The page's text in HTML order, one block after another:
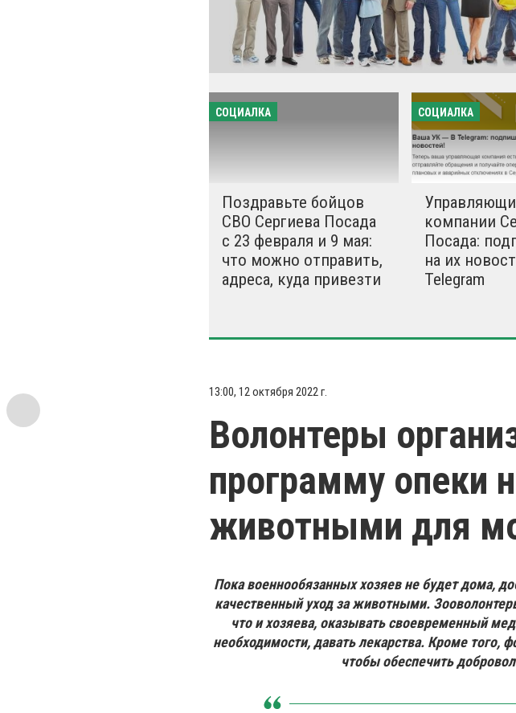
СОЦИАЛКА
Поздравьте бойцов
СВО Сергиева Посада
с 23 февраля и 9 мая:
что можно отправить,
адреса, куда привезти
СОЦИАЛКА
компании
Посада:
на их
Telegram
13:00, 12 октября 2022 г.
Волонтеры
программу опеки
животными для
Пока военнообязанных хозяев не будет дома,
качественный уход за животными.
что и хозяева, оказывать своевременный
необходимости, давать лекарства. Кроме того,
чтобы обеспечить